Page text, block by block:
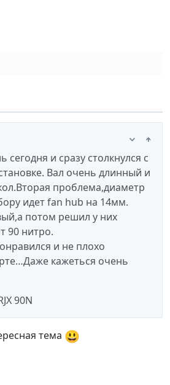
сегодня и сразу столкнулся с
Вал очень длинный и
проблема,диаметр
идет fan hub на 14мм.
потом решил у них
90 нитро.
и не плохо
кажеться очень
90N
тема 😃